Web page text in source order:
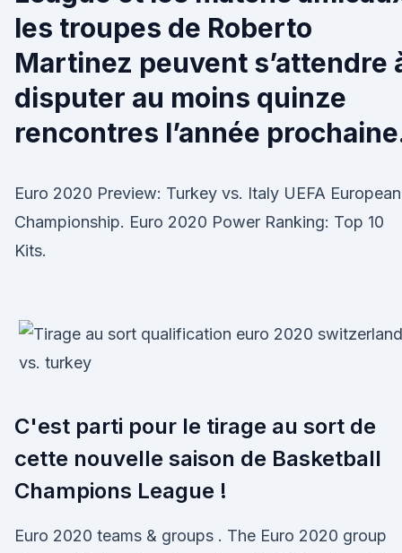
les troupes de Roberto
Martinez peuvent s’attendre
disputer au moins quinze
rencontres l’année
Euro 2020 Preview: Turkey vs. Italy UEFA European
Championship. Euro 2020 Power Ranking: Top 10
Kits.
C'est parti pour le tirage au sort de
cette nouvelle saison de Basketball
Champions League !
Euro 2020 teams & groups . The Euro 2020 group